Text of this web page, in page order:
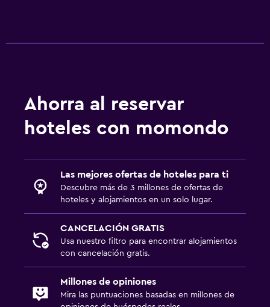
Ahorra al reservar
hoteles con momondo
Las mejores ofertas de hoteles para ti
Descubre más de 3 millones de ofertas de
hoteles y alojamientos en un solo lugar.
CANCELACIÓN GRATIS
Usa nuestro filtro para encontrar alojamientos
con cancelación gratis.
Millones de opiniones
Mira las puntuaciones basadas en millones de